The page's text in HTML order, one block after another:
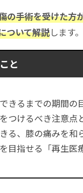
の手術を受けた方
ついて解説します。
と
きるまでの期間の
つけるべき注意点
る、膝の痛みを和
目指せる「再生医